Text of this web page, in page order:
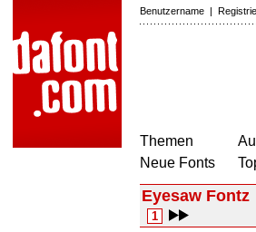
Benutzername |
Themen
Neue Fonts
Eyesaw Fontz
1